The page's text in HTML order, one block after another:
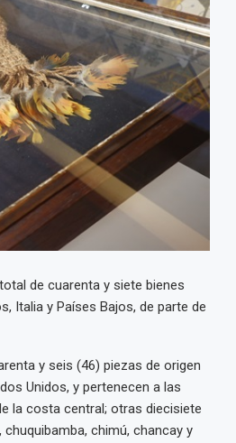
de cuarenta y siete bienes
Italia y Países Bajos, de parte de
y seis (46) piezas de origen
Unidos, y pertenecen a las
la costa central; otras diecisiete
chimú, chancay y